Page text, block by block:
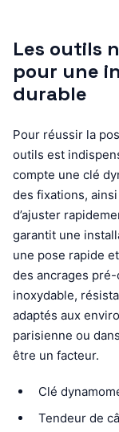
Les outils
pour une
durable
Pour réussir la
outils est
compte une clé
des fixations,
d’ajuster
garantit une
une pose rapide
des ancrages
inoxydable,
adaptés aux
parisienne ou
être un facteur.
Clé
Tendeur de